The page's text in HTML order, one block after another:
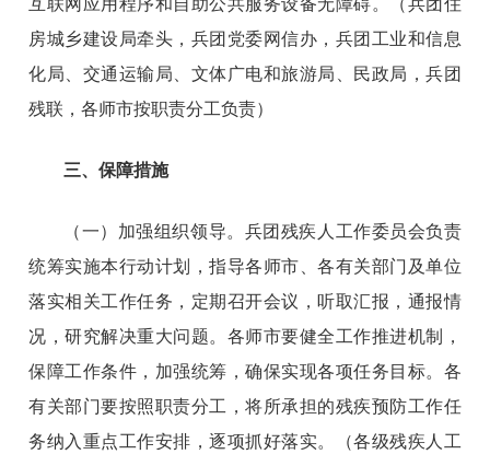
互联网应用程序和自助公共服务设备无障碍。（兵团住
房城乡建设局牵头，兵团党委网信办，兵团工业和信息
化局、交通运输局、文体广电和旅游局、民政局，兵团
残联，各师市按职责分工负责）
三、保障措施
（一）加强组织领导。兵团残疾人工作委员会负责
统筹实施本行动计划，指导各师市、各有关部门及单位
落实相关工作任务，定期召开会议，听取汇报，通报情
况，研究解决重大问题。各师市要健全工作推进机制，
保障工作条件，加强统筹，确保实现各项任务目标。各
有关部门要按照职责分工，将所承担的残疾预防工作任
务纳入重点工作安排，逐项抓好落实。（各级残疾人工